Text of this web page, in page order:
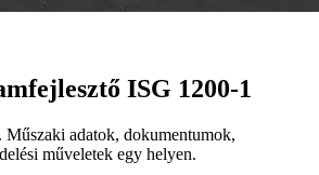
ISG 1200-1
Műszaki adatok, dokumentumok,
műveletek egy helyen.